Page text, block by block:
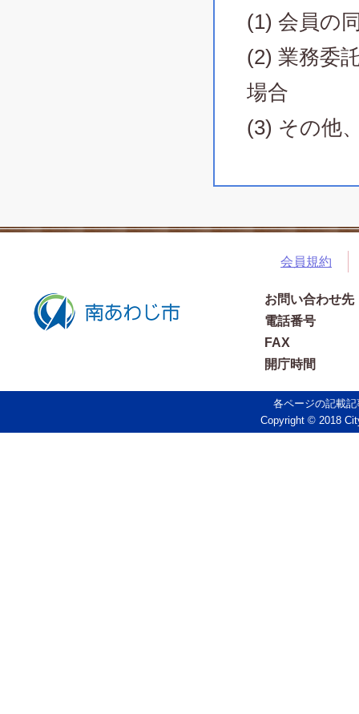
(1) 会員の
(2) 業務委
場合
(3) その他
会員規約
お問い合わせ先
電話番号
FAX
開庁時間
各ページの記載
Copyright © 2018